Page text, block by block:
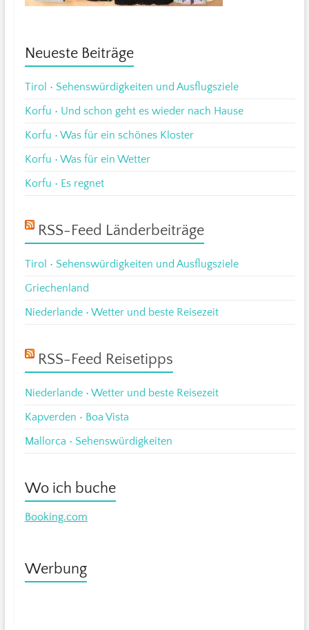
Neueste Beiträge
Tirol • Sehenswürdigkeiten und Ausflugsziele
Korfu • Und schon geht es wieder nach Hause
Korfu • Was für ein schönes Kloster
Korfu • Was für ein Wetter
Korfu • Es regnet
RSS-Feed Länderbeiträge
Tirol • Sehenswürdigkeiten und Ausflugsziele
Griechenland
Niederlande • Wetter und beste Reisezeit
RSS-Feed Reisetipps
Niederlande • Wetter und beste Reisezeit
Kapverden • Boa Vista
Mallorca • Sehenswürdigkeiten
Wo ich buche
Booking.com
Werbung